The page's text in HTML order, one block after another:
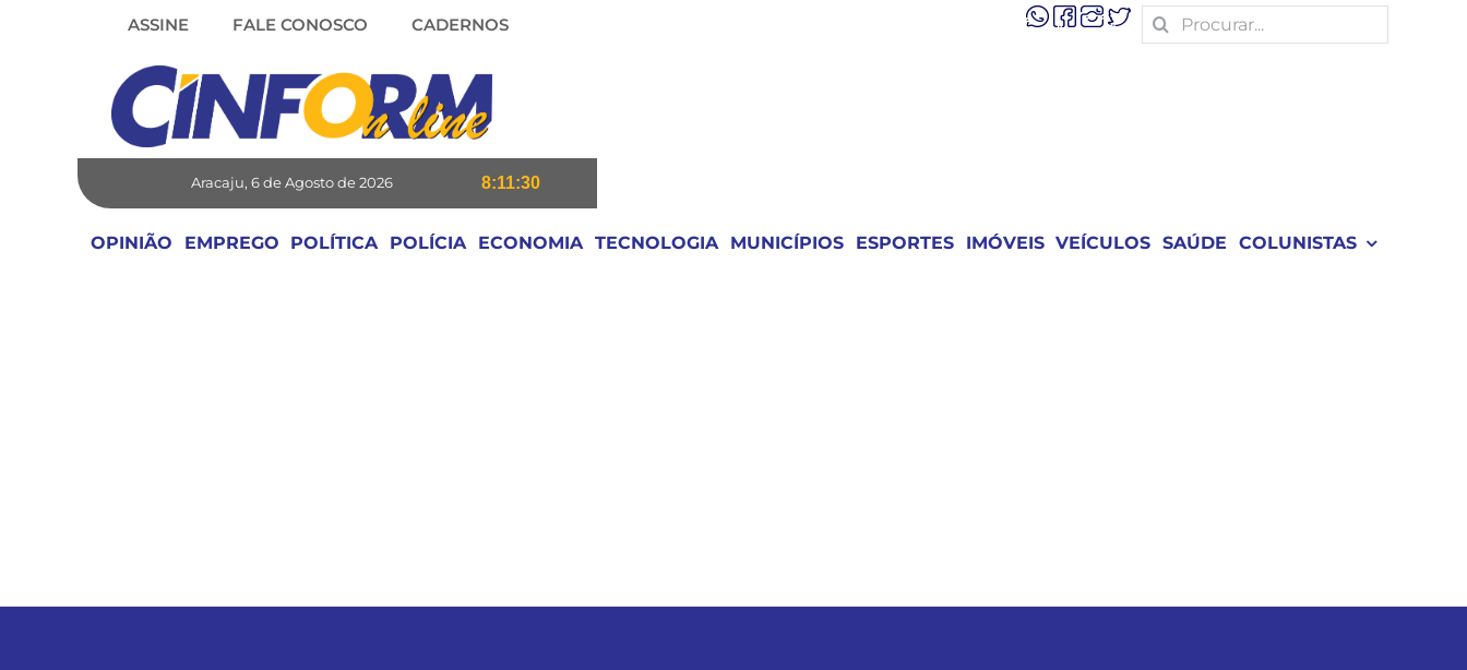
ASSINE FALE CONOSCO CADERNOS
Search
for:
Aracaju, 6 de Agosto de 2026 8:11:31
OPINIÃO EMPREGO POLÍTICA POLÍCIA ECONOMIA TECNOLOGIA MUNICÍPIOS ESPORTES IMÓVEIS VEÍCULOS SAÚDE COLUNISTAS